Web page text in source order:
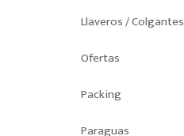
Llaveros / Colgantes
Ofertas
Packing
Paraguas